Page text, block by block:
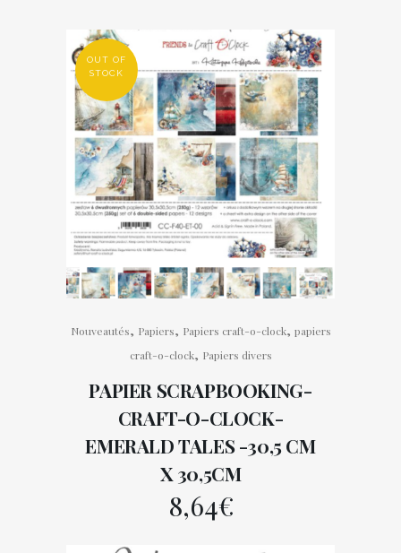
OUT OF
STOCK
Nouveautés, Papiers, Papiers craft-o-clock, papiers
craft-o-clock, Papiers divers
PAPIER SCRAPBOOKING-
CRAFT-O-CLOCK-
EMERALD TALES -30,5 CM
X 30,5CM
8,64€